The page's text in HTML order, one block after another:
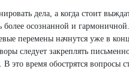
дела, а когда стоит
осознанной и
перемены начнутся уже в
следует закреплять
это время обострятся вопросы